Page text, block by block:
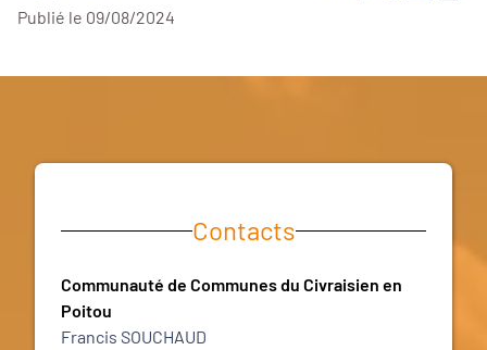
Publié le 09/08/2024
Contacts
Communauté de Communes du Civraisien en
Poitou
Francis SOUCHAUD